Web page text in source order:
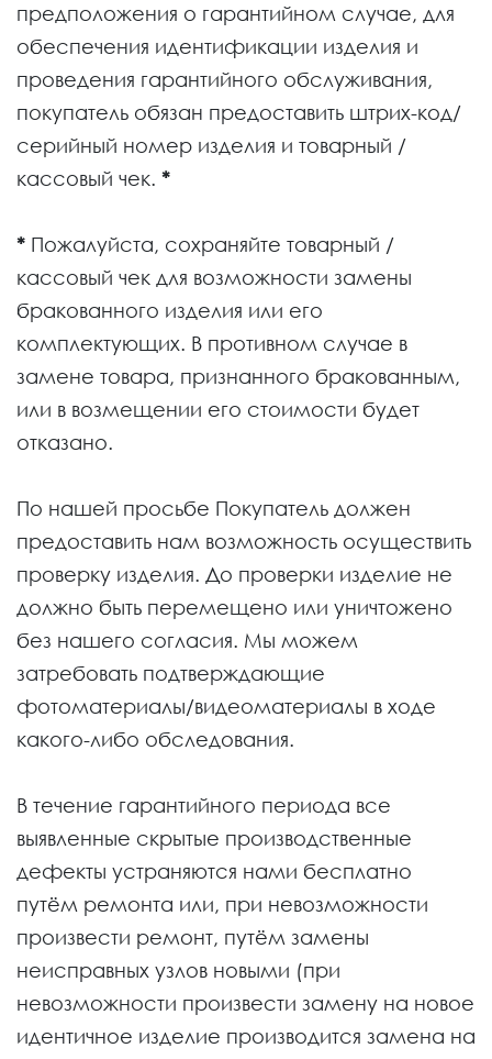
предположения о гарантийном случае, для
обеспечения идентификации изделия и
проведения гарантийного обслуживания,
покупатель обязан предоставить штрих-код/
серийный номер изделия и товарный /
кассовый чек. *
* Пожалуйста, сохраняйте товарный /
кассовый чек для возможности замены
бракованного изделия или его
комплектующих. В противном случае в
замене товара, признанного бракованным,
или в возмещении его стоимости будет
отказано.
По нашей просьбе Покупатель должен
предоставить нам возможность осуществить
проверку изделия. До проверки изделие не
должно быть перемещено или уничтожено
без нашего согласия. Мы можем
затребовать подтверждающие
фотоматериалы/видеоматериалы в ходе
какого-либо обследования.
В течение гарантийного периода все
выявленные скрытые производственные
дефекты устраняются нами бесплатно
путём ремонта или, при невозможности
произвести ремонт, путём замены
неисправных узлов новыми (при
невозможности произвести замену на новое
идентичное изделие производится замена на